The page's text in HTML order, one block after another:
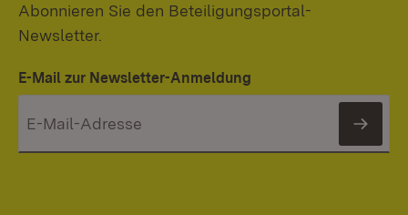
Abonnieren Sie den Beteiligungsportal-
Newsletter.
E-Mail zur Newsletter-Anmeldung